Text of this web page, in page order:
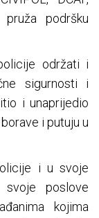
pruža podršku
održati i
sigurnosti i
i unaprijedio
i putuju u
i u svoje
poslove
kojima